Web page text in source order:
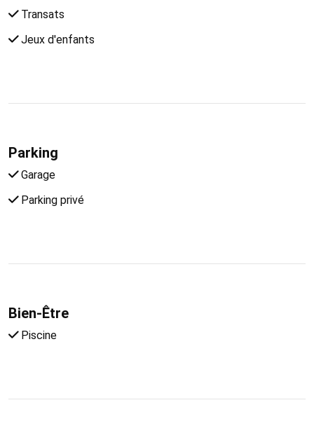
Transats
Jeux d'enfants
Parking
Garage
Parking privé
Bien-Être
Piscine